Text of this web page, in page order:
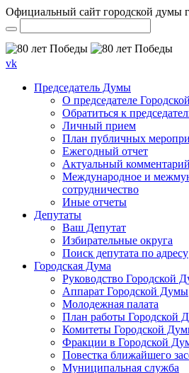
Официальный сайт городской думы
vk
Председатель Думы
О председателе
Обратиться к
Личный прием
План публичных
Ежегодный отчет
Актуальный комментарий
Международное и
сотрудничество
Иные отчеты
Депутаты
Ваш Депутат
Избирательные округа
Поиск депутата по адресу
Городская Дума
Руководство Городской
Аппарат Городской Думы
Молодежная палата
План работы Городской
Комитеты Городской
Фракции в Городской
Повестка ближайшего
Муниципальная служба